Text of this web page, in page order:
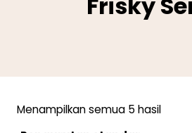
Menampilkan semua 5 hasil